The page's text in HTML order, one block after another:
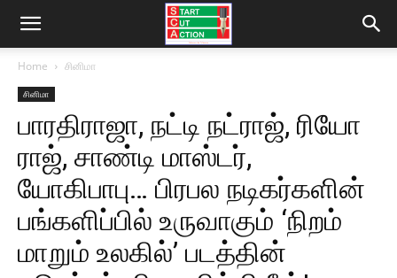
Home சினிமா
சினிமா
பாரதிராஜா, நட்டி நட்ராஜ், ரியோ
ராஜ், சாண்டி மாஸ்டர்,
யோகிபாபு… பிரபல நடிகர்களின்
பங்களிப்பில் உருவாகும் ‘நிறம்
மாறும் உலகில்’ படத்தின்